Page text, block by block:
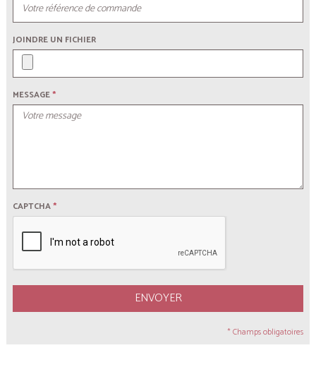
JOINDRE UN FICHIER
MESSAGE*
CAPTCHA*
ENVOYER
* Champs obligatoires